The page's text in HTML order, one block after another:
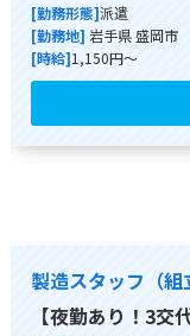
[勤務形態]派遣
[勤務地] 岩手県 盛岡市
[時給]1,150円～
製造スタッフ（
【夜勤あり！3